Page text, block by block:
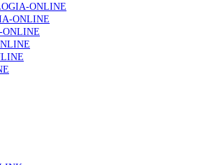
do Podcast “Frequência Cardio – Sintoniza-
Cardíaca” da Bayer
de rastreio do cancro do pulmão são
e representam um investimento
os sistemas de saúde”
em cada dez doentes com enfarte
ONLINE
ONLINE
ONLINE